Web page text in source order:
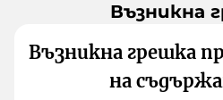
Възникна
Възникна грешка
на